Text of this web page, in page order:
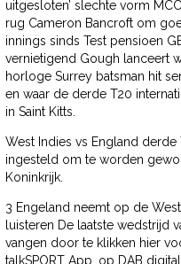
uitgesloten’ slechte vorm
rug Cameron Bancroft om
innings sinds Test pensioen
vernietigend Gough lanceert
horloge Surrey batsman hit
en waar de derde T20
in Saint Kitts.
West Indies vs England
ingesteld om te worden
Koninkrijk.
3 Engeland neemt op de
luisteren De laatste wedstrijd
vangen door te klikken hier
talkSPORT App, op DAB